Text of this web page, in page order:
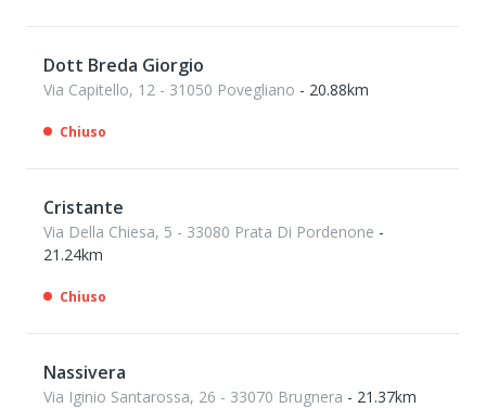
Dott Breda Giorgio
Via Capitello, 12 - 31050 Povegliano - 20.88km
Chiuso
Cristante
Via Della Chiesa, 5 - 33080 Prata Di Pordenone -
21.24km
Chiuso
Nassivera
Via Iginio Santarossa, 26 - 33070 Brugnera - 21.37km